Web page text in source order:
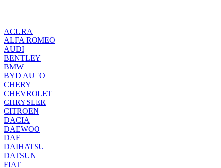
ACURA
ALFA ROMEO
AUDI
BENTLEY
BMW
BYD AUTO
CHERY
CHEVROLET
CHRYSLER
CITROEN
DACIA
DAEWOO
DAF
DAIHATSU
DATSUN
FIAT